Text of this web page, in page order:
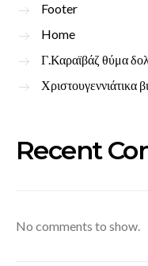
Footer
Home
Γ.Καραϊβάζ θύμα
Χριστουγεννιάτικα
Recent
No comments to show.